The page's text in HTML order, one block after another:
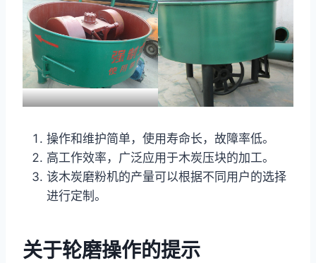
操作和维护简单，使用寿命长，故障率低。
高工作效率，广泛应用于木炭压块的加工。
该木炭磨粉机的产量可以根据不同用户的选择
进行定制。
关于轮磨操作的提示